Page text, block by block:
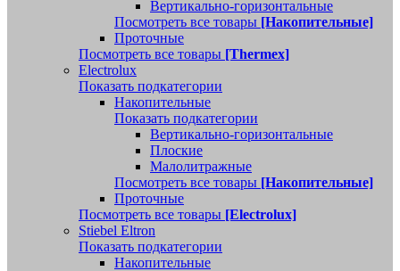
Вертикально-горизонтальные
Посмотреть все товары [Накопительные]
Проточные
Посмотреть все товары [Thermex]
Electrolux
Показать подкатегории
Накопительные
Показать подкатегории
Вертикально-горизонтальные
Плоские
Малолитражные
Посмотреть все товары [Накопительные]
Проточные
Посмотреть все товары [Electrolux]
Stiebel Eltron
Показать подкатегории
Накопительные